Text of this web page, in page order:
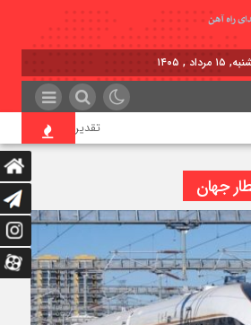
, ۱۴۰۵
تقدیر معاون اول
جهان